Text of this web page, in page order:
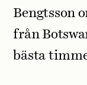
Bengtsson
från
bästa